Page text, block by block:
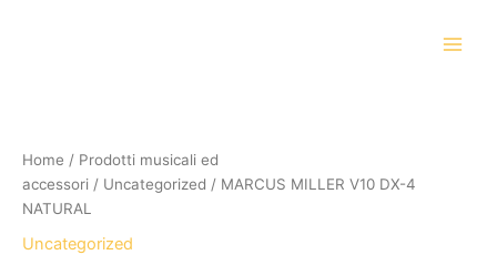
Home / Prodotti musicali ed
accessori / Uncategorized / MARCUS MILLER V10 DX-4
NATURAL
Uncategorized
DX-
4
NATURAL